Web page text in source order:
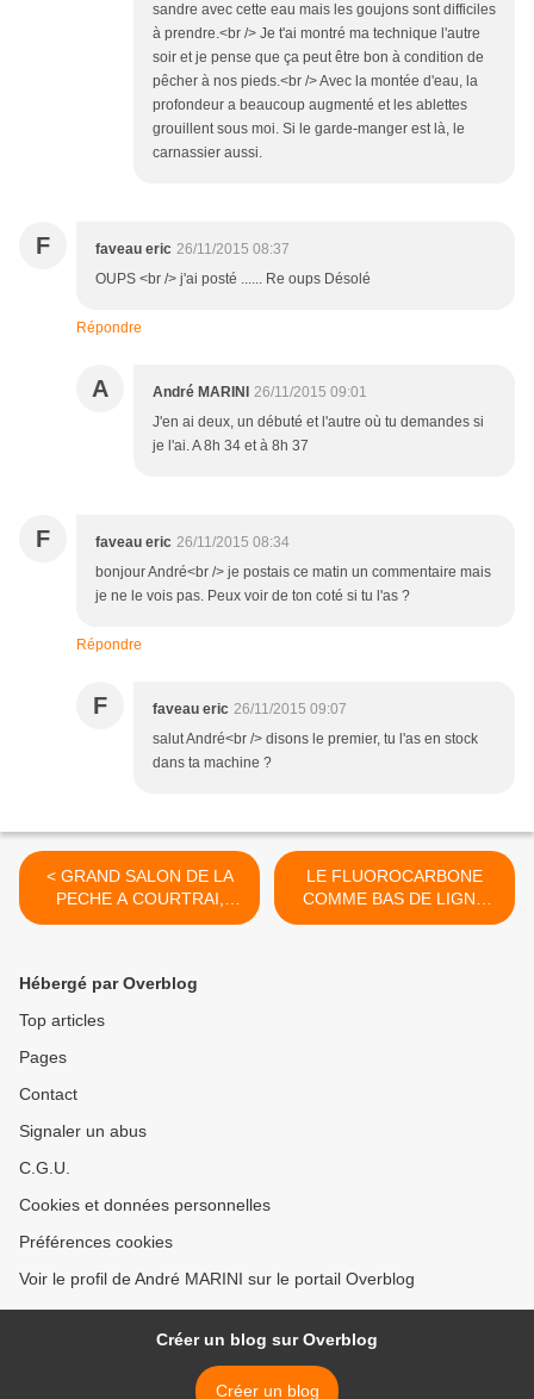
sandre avec cette eau mais les goujons sont difficiles
à prendre.<br /> Je t'ai montré ma technique l'autre
soir et je pense que ça peut être bon à condition de
pêcher à nos pieds.<br /> Avec la montée d'eau, la
profondeur a beaucoup augmenté et les ablettes
grouillent sous moi. Si le garde-manger est là, le
carnassier aussi.
F faveau eric 26/11/2015 08:37
OUPS <br /> j'ai posté ...... Re oups Désolé
Répondre
A André MARINI
26/11/2015 09:01
J'en ai deux, un débuté et l'autre où tu demandes si
je l'ai. A 8h 34 et à 8h 37
F faveau eric 26/11/2015 08:34
bonjour André<br /> je postais ce matin un commentaire mais
je ne le vois pas. Peux voir de ton coté si tu l'as ?
Répondre
F faveau eric 26/11/2015 09:07
salut André<br /> disons le premier, tu l'as en stock
dans ta machine ?
< GRAND SALON DE LA
PECHE A COURTRAI,
BELGIQUE.
LE FLUOROCARBONE
COMME BAS DE LIGNE
MAIS PAS N'IMPORTE
Hébergé par Overblog
Top articles
Pages
Contact
Signaler un abus
C.G.U.
Cookies et données personnelles
Préférences cookies
Voir le profil de André MARINI sur le portail Overblog
Créer un blog sur Overblog
Créer un blog